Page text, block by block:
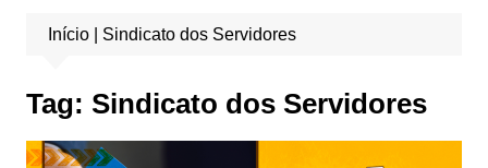
Início| Sindicato dos Servidores
Tag: Sindicato dos Servidores